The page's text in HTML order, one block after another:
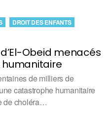
Obeid menacés
DROIT DES ENFANTS
de milliers de
catastrophe humanitaire
de choléra…